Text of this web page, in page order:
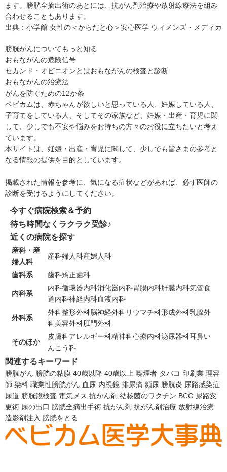
ます。膀胱全摘出術のあとには、抗がん剤治療や放射線療法を組み
合わせることもあります。
出典： 小学館 女性の＜からだと心＞安心医学 ウィメンズ・メディカ
膀胱がんについてもっと知る
おもながんの危険信号
セカンド・オピニオンとはおもながんの検査と診断
おもながんの治療法
がんを防ぐための12か条
ベビカムは、赤ちゃんが欲しいと思っている人、妊娠している人、
子育てをしている人、そしてその家族など、妊娠・出産・育児に関
して、少しでも不安や悩みをお持ちの方々のお役に立ちたいと考え
ています。
本サイトは、妊娠・出産・育児に関して、少しでも皆さまの参考と
なる情報の提供を目的としています。
掲載された情報を参考に、気になる症状などがあれば、必ず医師の
診断を受けるようにしてください。
今すぐ病院検索＆予約
待ち時間なくラクラク受診♪
近くの病院を探す
産科・産
婦人科
産科婦人科産婦人科
歯科系 歯科矯正歯科
内科系
内科循環器内科消化器内科胃腸内科肝臓内科気管食
道内科神経内科血液内科
外科系
外科整形外科脳神経外科リウマチ科形成外科乳腺外
科美容外科肛門外科
そのほか
皮膚科アレルギー科精神科心療内科泌尿器科耳鼻い
んこう科
関連するキーワード
膀胱がん 膀胱の粘膜 40歳以降 40歳以上 喫煙者 タバコ 印刷業 理容
師 染料 職業性膀胱がん 血尿 内視鏡 排尿痛 頻尿 膀胱炎 尿路感染症
尿道 膀胱鏡検査 電気メス 抗がん剤 結核菌のワクチン BCG 尿路変
更術 尿の出口 膀胱全摘出手術 抗がん剤 抗がん剤治療 放射線治療
造影剤注入 膀胱をとる